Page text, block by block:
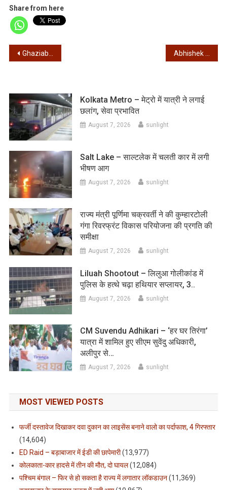
Share from here
Post
Ghaziabad – डिवाइस से जांची जा रही नागरिकता, यूपी पुलिस की “नागरिकता जांच” ने किया दंग, Video वायरल Abhishek Banerjee – अभिषेक बनर्जी ने अपनी सभा मंच पर बुलाए चुनाव आयोग द्वारा मृत घोषित वोटर, बोले 2026 में…
Kolkata Metro – मेट्रो में यात्री ने लगाई
छलांग, सेवा प्रभावित
August 7, 2026 sunlight
Salt Lake – साल्टलेक में चलती कार में लगी
भीषण आग
August 7, 2026 sunlight
राज्य मंत्री पूर्णिमा चक्रवर्ती ने की कुम्हारटोली
गंगा रिवरफ्रंट विकास परियोजना की प्रगति की
समीक्षा
August 7, 2026 sunlight
Liluah Shootout – लिलुआ गोलीकांड में
पुलिस के हत्थे चढ़ा हथियार सप्लायर, 3..
August 7, 2026 sunlight
CM Suvendu Adhikari – ‘हर घर तिरंगा’
यात्रा में शामिल हुए सीएम सुवेंदु अधिकारी,
अलीपुर से…
August 7, 2026 sunlight
MOST VIEWED POSTS
फर्जी दस्तावेज दिखाकर दवा दुकान का लाइसेंस बनाने वालो का पर्दाफाश, 4 गिरफ्तार
(14,604)
ED Raid – बड़ाबाजार में ईडी की छापेमारी(13,977)
कोलकाता-कार हादसे में तीन की मौत, दो घायल(12,084)
पश्चिम बंगाल – फिर से हो सकता है राज्य में लगातार लॉकडाउन(11,369)